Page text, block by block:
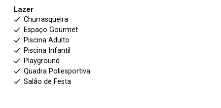
Lazer
Churrasqueira
Espaço Gourmet
Piscina Adulto
Piscina Infantil
Playground
Quadra Poliesportiva
Salão de Festa